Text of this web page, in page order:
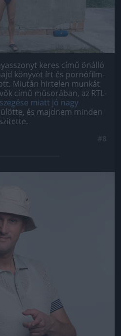
keres című önálló
könyvet írt és pornófilm-
Miután hirtelen munkát
című műsorában, az RTL-
miatt jó nagy
és majdnem minden